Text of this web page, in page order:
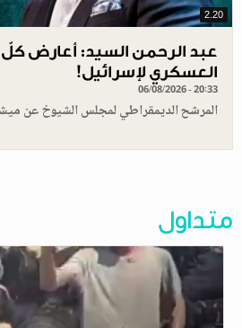
2.20
عبد الرحمن السيد: أعارض
العسكري لإسرائيل!
06/08/2026 - 20:33
المرشح الديمقراطي لمجلس الشيوخ عن
متداول